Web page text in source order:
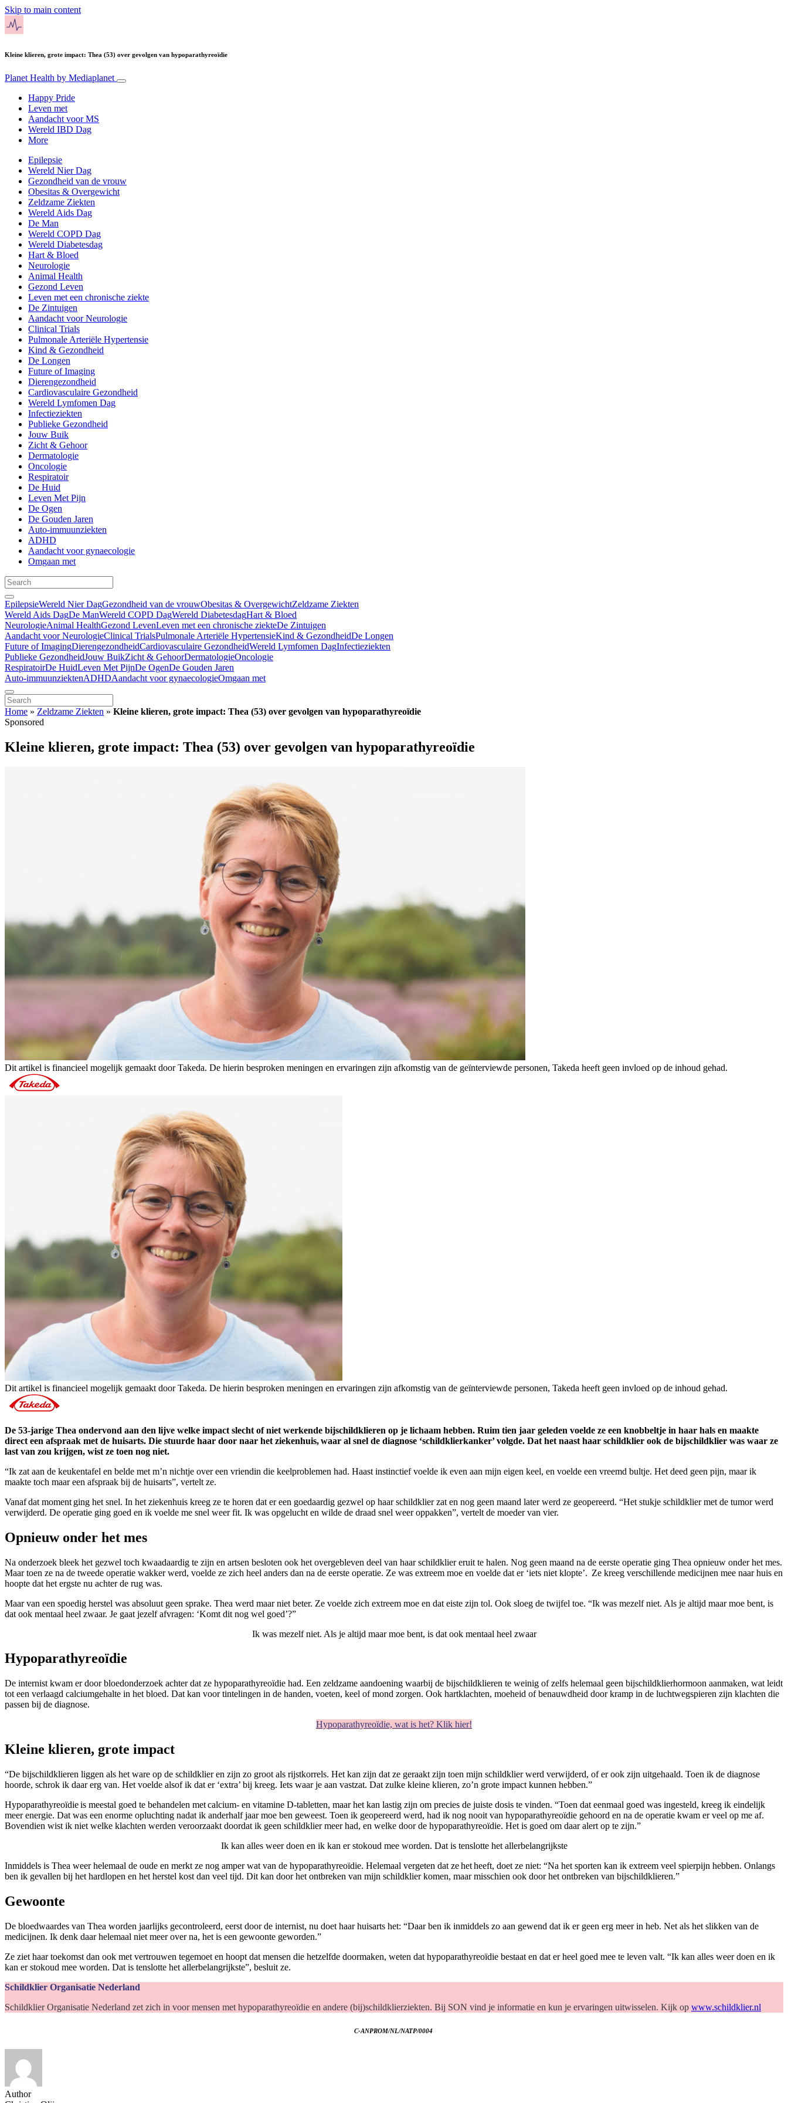
Skip to main content
Kleine klieren, grote impact: Thea (53) over gevolgen van hypoparathyreoïdie
Planet Health by Mediaplanet
Happy Pride
Leven met
Aandacht voor MS
Wereld IBD Dag
More
Epilepsie
Wereld Nier Dag
Gezondheid van de vrouw
Obesitas & Overgewicht
Zeldzame Ziekten
Wereld Aids Dag
De Man
Wereld COPD Dag
Wereld Diabetesdag
Hart & Bloed
Neurologie
Animal Health
Gezond Leven
Leven met een chronische ziekte
De Zintuigen
Aandacht voor Neurologie
Clinical Trials
Pulmonale Arteriële Hypertensie
Kind & Gezondheid
De Longen
Future of Imaging
Dierengezondheid
Cardiovasculaire Gezondheid
Wereld Lymfomen Dag
Infectieziekten
Publieke Gezondheid
Jouw Buik
Zicht & Gehoor
Dermatologie
Oncologie
Respiratoir
De Huid
Leven Met Pijn
De Ogen
De Gouden Jaren
Auto-immuunziekten
ADHD
Aandacht voor gynaecologie
Omgaan met
EpilepsieWereld Nier DagGezondheid van de vrouwObesitas & OvergewichtZeldzame Ziekten
Wereld Aids DagDe ManWereld COPD DagWereld DiabetesdagHart & Bloed
NeurologieAnimal HealthGezond LevenLeven met een chronische ziekteDe Zintuigen
Aandacht voor NeurologieClinical TrialsPulmonale Arteriële HypertensieKind & GezondheidDe Longen
Future of ImagingDierengezondheidCardiovasculaire GezondheidWereld Lymfomen DagInfectieziekten
Publieke GezondheidJouw BuikZicht & GehoorDermatologieOncologie
RespiratoirDe HuidLeven Met PijnDe OgenDe Gouden Jaren
Auto-immuunziektenADHDAandacht voor gynaecologieOmgaan met
Home » Zeldzame Ziekten » Kleine klieren, grote impact: Thea (53) over gevolgen van hypoparathyreoïdie
Sponsored
Kleine klieren, grote impact: Thea (53) over gevolgen van hypoparathyreoïdie
Dit artikel is financieel mogelijk gemaakt door Takeda. De hierin besproken meningen en ervaringen zijn afkomstig van de geïnterviewde personen, Takeda heeft geen invloed op de inhoud gehad.
Dit artikel is financieel mogelijk gemaakt door Takeda. De hierin besproken meningen en ervaringen zijn afkomstig van de geïnterviewde personen, Takeda heeft geen invloed op de inhoud gehad.
De 53-jarige Thea ondervond aan den lijve welke impact slecht of niet werkende bijschildklieren op je lichaam hebben. Ruim tien jaar geleden voelde ze een knobbeltje in haar hals en maakte
direct een afspraak met de huisarts. Die stuurde haar door naar het ziekenhuis, waar al snel de diagnose ‘schildklierkanker’ volgde. Dat het naast haar schildklier ook de bijschildklier was waar ze
last van zou krijgen, wist ze toen nog niet.
“Ik zat aan de keukentafel en belde met m’n nichtje over een vriendin die keelproblemen had. Haast instinctief voelde ik even aan mijn eigen keel, en voelde een vreemd bultje. Het deed geen pijn, maar ik
maakte toch maar een afspraak bij de huisarts”, vertelt ze.
Vanaf dat moment ging het snel. In het ziekenhuis kreeg ze te horen dat er een goedaardig gezwel op haar schildklier zat en nog geen maand later werd ze geopereerd. “Het stukje schildklier met de tumor werd
verwijderd. De operatie ging goed en ik voelde me snel weer fit. Ik was opgelucht en wilde de draad snel weer oppakken”, vertelt de moeder van vier.
Opnieuw onder het mes
Na onderzoek bleek het gezwel toch kwaadaardig te zijn en artsen besloten ook het overgebleven deel van haar schildklier eruit te halen. Nog geen maand na de eerste operatie ging Thea opnieuw onder het mes.
Maar toen ze na de tweede operatie wakker werd, voelde ze zich heel anders dan na de eerste operatie. Ze was extreem moe en voelde dat er ‘iets niet klopte’. Ze kreeg verschillende medicijnen mee naar huis en
hoopte dat het ergste nu achter de rug was.
Maar van een spoedig herstel was absoluut geen sprake. Thea werd maar niet beter. Ze voelde zich extreem moe en dat eiste zijn tol. Ook sloeg de twijfel toe. “Ik was mezelf niet. Als je altijd maar moe bent, is
dat ook mentaal heel zwaar. Je gaat jezelf afvragen: ‘Komt dit nog wel goed’?”
Ik was mezelf niet. Als je altijd maar moe bent, is dat ook mentaal heel zwaar
Hypoparathyreoïdie
De internist kwam er door bloedonderzoek achter dat ze hypoparathyreoïdie had. Een zeldzame aandoening waarbij de bijschildklieren te weinig of zelfs helemaal geen bijschildklierhormoon aanmaken, wat leidt
tot een verlaagd calciumgehalte in het bloed. Dat kan voor tintelingen in de handen, voeten, keel of mond zorgen. Ook hartklachten, moeheid of benauwdheid door kramp in de luchtwegspieren zijn klachten die
passen bij de diagnose.
Hypoparathyreoïdie, wat is het? Klik hier!
Kleine klieren, grote impact
“De bijschildklieren liggen als het ware op de schildklier en zijn zo groot als rijstkorrels. Het kan zijn dat ze geraakt zijn toen mijn schildklier werd verwijderd, of er ook zijn uitgehaald. Toen ik de diagnose
hoorde, schrok ik daar erg van. Het voelde alsof ik dat er ‘extra’ bij kreeg. Iets waar je aan vastzat. Dat zulke kleine klieren, zo’n grote impact kunnen hebben.”
Hypoparathyreoïdie is meestal goed te behandelen met calcium- en vitamine D-tabletten, maar het kan lastig zijn om precies de juiste dosis te vinden. “Toen dat eenmaal goed was ingesteld, kreeg ik eindelijk
meer energie. Dat was een enorme opluchting nadat ik anderhalf jaar moe ben geweest. Toen ik geopereerd werd, had ik nog nooit van hypoparathyreoïdie gehoord en na de operatie kwam er veel op me af.
Bovendien wist ik niet welke klachten werden veroorzaakt doordat ik geen schildklier meer had, en welke door de hypoparathyreoïdie. Het is goed om daar alert op te zijn.”
Ik kan alles weer doen en ik kan er stokoud mee worden. Dat is tenslotte het allerbelangrijkste
Inmiddels is Thea weer helemaal de oude en merkt ze nog amper wat van de hypoparathyreoïdie. Helemaal vergeten dat ze het heeft, doet ze niet: “Na het sporten kan ik extreem veel spierpijn hebben. Onlangs
ben ik gevallen bij het hardlopen en het herstel kost dan veel tijd. Dit kan door het ontbreken van mijn schildklier komen, maar misschien ook door het ontbreken van bijschildklieren.”
Gewoonte
De bloedwaardes van Thea worden jaarlijks gecontroleerd, eerst door de internist, nu doet haar huisarts het: “Daar ben ik inmiddels zo aan gewend dat ik er geen erg meer in heb. Net als het slikken van de
medicijnen. Ik denk daar helemaal niet meer over na, het is een gewoonte geworden.”
Ze ziet haar toekomst dan ook met vertrouwen tegemoet en hoopt dat mensen die hetzelfde doormaken, weten dat hypoparathyreoïdie bestaat en dat er heel goed mee te leven valt. “Ik kan alles weer doen en ik
kan er stokoud mee worden. Dat is tenslotte het allerbelangrijkste”, besluit ze.
Schildklier Organisatie Nederland
Schildklier Organisatie Nederland zet zich in voor mensen met hypoparathyreoïdie en andere (bij)schildklierziekten. Bij SON vind je informatie en kun je ervaringen uitwisselen. Kijk op www.schildklier.nl
C-ANPROM/NL/NATP/0004
Author